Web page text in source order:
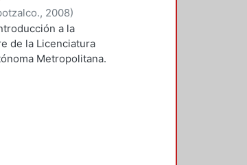
, 2008)
a la
de la Licenciatura
Metropolitana.